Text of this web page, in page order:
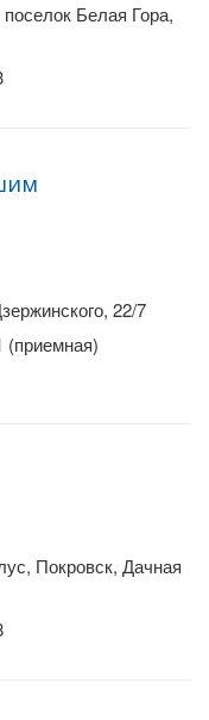
Белая Гора,
22/7
(приемная)
Покровск, Дачная